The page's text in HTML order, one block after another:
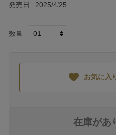
発売日 2025/4/25
数量
お気に入
在庫があ